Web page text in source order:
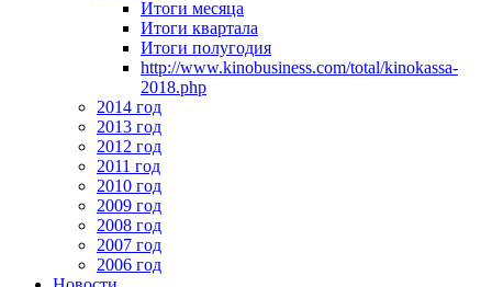
Итоги месяца
Итоги квартала
Итоги полугодия
http://www.kinobusiness.com/total/kinokassa-
2018.php
2014 год
2013 год
2012 год
2011 год
2010 год
2009 год
2008 год
2007 год
2006 год